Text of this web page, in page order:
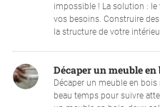
impossible ! La solution : le
vos besoins. Construire
la structure de votre
Décaper un meuble en
Décaper un meuble en bois
beau temps pour suivre